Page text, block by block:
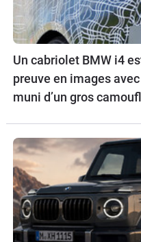
Un cabriolet BMW i4
preuve en images
muni d’un gros